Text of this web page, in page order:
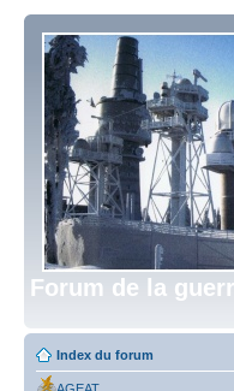
Forum de la
Index du forum
AGEAT